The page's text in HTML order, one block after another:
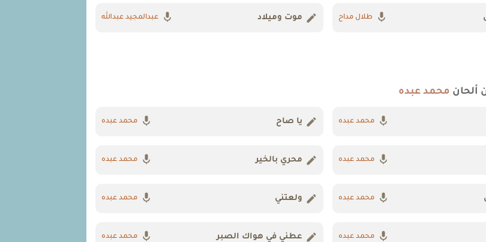
طلال مداح موت وميلاد عبدالمجيد عبدالله
ألحان محمد عبده
محمد عبده يا صاح محمد عبده
محمد عبده محري بالخير محمد عبده
محمد عبده ولعتني محمد عبده
محمد عبده عطني في هواك الصبر محمد عبده